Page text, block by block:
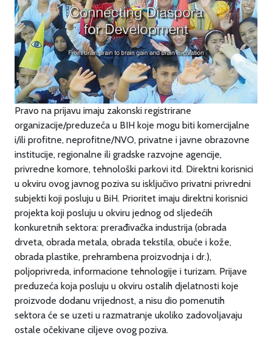
Pravo na prijavu imaju zakonski registrirane
organizacije/preduzeća u BIH koje mogu biti komercijalne
i/ili profitne, neprofitne/NVO, privatne i javne obrazovne
institucije, regionalne ili gradske razvojne agencije,
privredne komore, tehnološki parkovi itd. Direktni korisnici
u okviru ovog javnog poziva su isključivo privatni privredni
subjekti koji posluju u BiH. Prioritet imaju direktni korisnici
projekta koji posluju u okviru jednog od sljedećih
konkuretnih sektora: prerađivačka industrija (obrada
drveta, obrada metala, obrada tekstila, obuće i kože,
obrada plastike, prehrambena proizvodnja i dr.),
poljoprivreda, informacione tehnologije i turizam. Prijave
preduzeća koja posluju u okviru ostalih djelatnosti koje
proizvode dodanu vrijednost, a nisu dio pomenutih
sektora će se uzeti u razmatranje ukoliko zadovoljavaju
ostale očekivane ciljeve ovog poziva.